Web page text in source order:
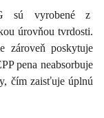
sú vyrobené z
úrovňou tvrdosti.
zároveň poskytuje
pena neabsorbuje
čím zaisťuje úplnú